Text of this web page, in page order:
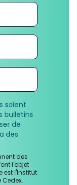
soient
bulletins
de
des
des
l'objet
est l'Institut
Cedex.